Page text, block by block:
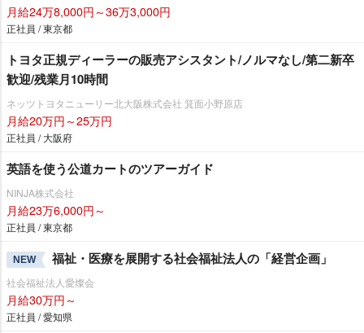
月給24万8,000円～36万3,000円
正社員 / 東京都
トヨタ正規ディーラーの販売アシスタント/ノルマなし/第二新卒
歓迎/残業月10時間
ネッツトヨタニューリー北大阪株式会社 箕面小野原店
月給20万円～25万円
正社員 / 大阪府
英語を使う公道カートのツアーガイド
NINJA株式会社
月給23万6,000円～
正社員 / 東京都
NEW 福祉・医療を展開する社会福祉法人の「経営企画」
社会福祉法人愛燦会
月給30万円～
正社員 / 愛知県